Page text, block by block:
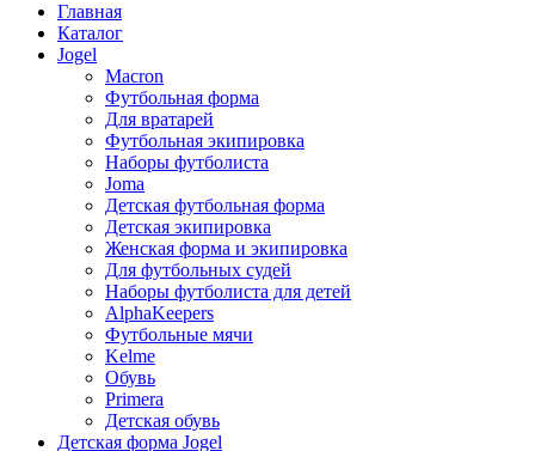
Главная
Каталог
Jogel
Macron
Футбольная форма
Для вратарей
Футбольная экипировка
Наборы футболиста
Joma
Детская футбольная форма
Детская экипировка
Женская форма и экипировка
Для футбольных судей
Наборы футболиста для детей
AlphaKeepers
Футбольные мячи
Kelme
Обувь
Primera
Детская обувь
Детская форма Jogel